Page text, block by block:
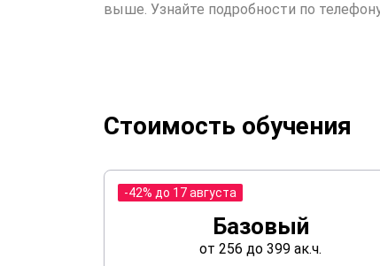
выше. Узнайте подробности по
Стоимость обучения
-42% до 17 августа
Базовый
от 256 до 399 ак.ч.